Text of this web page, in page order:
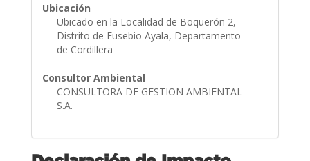
Ubicación
Ubicado en la Localidad de Boquerón 2,
Distrito de Eusebio Ayala, Departamento
de Cordillera
Consultor Ambiental
CONSULTORA DE GESTION AMBIENTAL
S.A.